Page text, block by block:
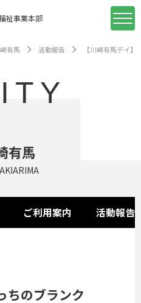
祉事業本部
有馬 活動報告 【川崎有馬デイ
有馬
ご利用案内 活動報告
ちのブランク